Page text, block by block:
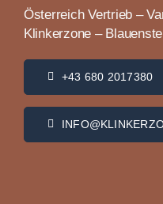
Österreich Vertrieb –
Klinkerzone –
+43 680 2017380